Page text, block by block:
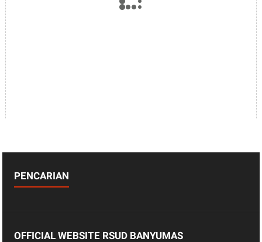
PENCARIAN
OFFICIAL WEBSITE RSUD BANYUMAS